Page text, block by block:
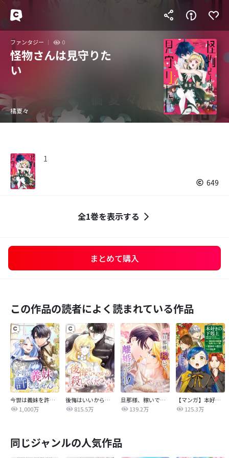
ファンタジー 0
怪物さんは見守りた
い
橘夏々
1
649
全1巻を表示する
まとめて購入
この作品の読者によく読まれている作品
今世は義妹を許しません
1,000万
後悔はいいから殺してください
815.5万
旦那様、稼いで離婚させていただきます！
139.2万
【マンガ】本好きの下剋上 第四部
125.3万
同じジャンルの人気作品